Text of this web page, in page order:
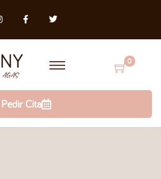
0
Pedir Cita